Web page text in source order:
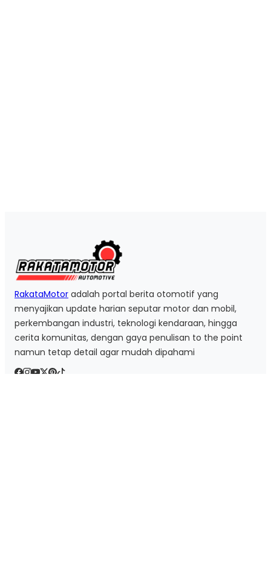
RakataMotor adalah portal berita otomotif yang
menyajikan update harian seputar motor dan mobil,
perkembangan industri, teknologi kendaraan, hingga
cerita komunitas, dengan gaya penulisan to the point
namun tetap detail agar mudah dipahami